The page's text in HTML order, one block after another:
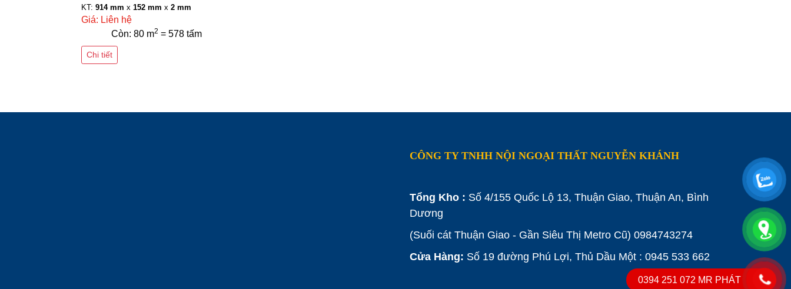
KT: 914 mm x 152 mm x 2 mm
Giá: Liên hệ
Còn: 80 m2 = 578 tấm
Chi tiết
CÔNG TY TNHH NỘI NGOẠI THẤT NGUYỄN KHÁNH
Tổng Kho : Số 4/155 Quốc Lộ 13, Thuận Giao, Thuận An, Bình
Dương
(Suối cát Thuận Giao - Gần Siêu Thị Metro Cũ) 0984743274
Cửa Hàng: Số 19 đường Phú Lợi, Thủ Dầu Một : 0945 533 662
0394 251 072 MR PHÁT